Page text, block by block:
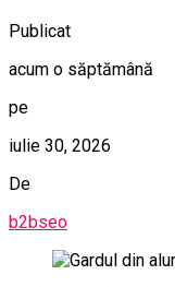
Publicat
acum o săptămână
pe
iulie 30, 2026
De
b2bseo